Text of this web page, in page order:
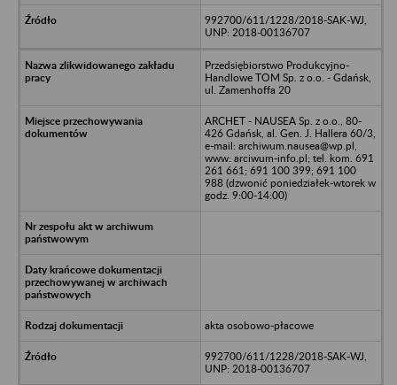
992700/611/1228/2018-SAK-WJ,
UNP: 2018-00136707
Przedsiębiorstwo Produkcyjno-
Handlowe TOM Sp. z o.o. - Gdańsk,
ul. Zamenhoffa 20
ARCHET - NAUSEA Sp. z o.o., 80-
426 Gdańsk, al. Gen. J. Hallera 60/3,
e-mail: archiwum.nausea@wp.pl,
www: arciwum-info.pl; tel. kom. 691
261 661; 691 100 399; 691 100
988 (dzwonić poniedziałek-wtorek w
godz. 9:00-14:00)
akta osobowo-płacowe
992700/611/1228/2018-SAK-WJ,
UNP: 2018-00136707